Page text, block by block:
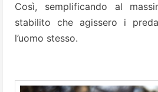
Così, semplificando al
stabilito che agissero i
l’uomo stesso.